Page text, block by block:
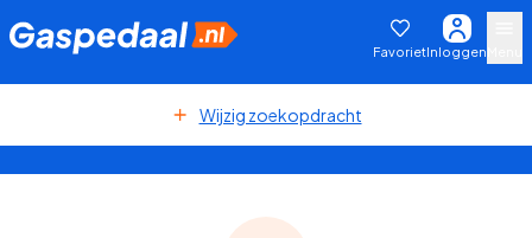
FavorietInloggen
Wijzig zoekopdracht